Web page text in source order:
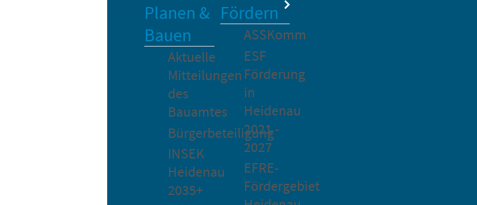
Planen &
Bauen
Aktuelle
Mitteilungen
des
Bauamtes
Bürgerbeteiligung
INSEK
Heidenau
2035+
Fördern
ASSKomm
ESF
Förderung
in
Heidenau
2021 -
2027
EFRE-
Fördergebiet